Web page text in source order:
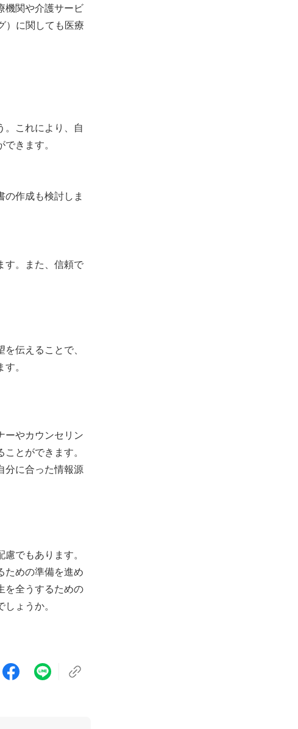
機関や介護サービ
）に関しても医療
。これにより、自
きます。
作成も検討しま
す。また、信頼で
伝えることで、
。
ーやカウンセリン
とができます。
分に合った情報源
でもあります。
ための準備を進め
を全うするための
ょうか。